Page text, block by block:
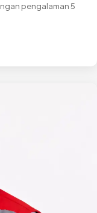
pengalaman 5